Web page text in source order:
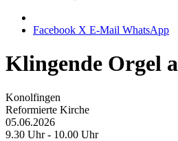
Facebook X E-Mail WhatsApp
Klingende Orgel
Konolfingen
Reformierte Kirche
05.06.2026
9.30 Uhr - 10.00 Uhr